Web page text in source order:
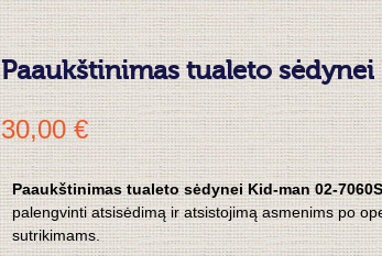
Paaukštinimas tualeto
30,00 €
Paaukštinimas tualeto sėdynei Kid-man 02-
palengvinti atsisėdimą ir atsistojimą asmenims po
sutrikimams.